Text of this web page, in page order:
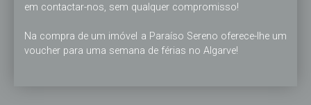
em contactar-nos, sem qualquer compromisso!
Na compra de um imóvel a Paraíso Sereno oferece-lhe um
voucher para uma semana de férias no Algarve!